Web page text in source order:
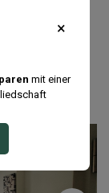
×
mit einer